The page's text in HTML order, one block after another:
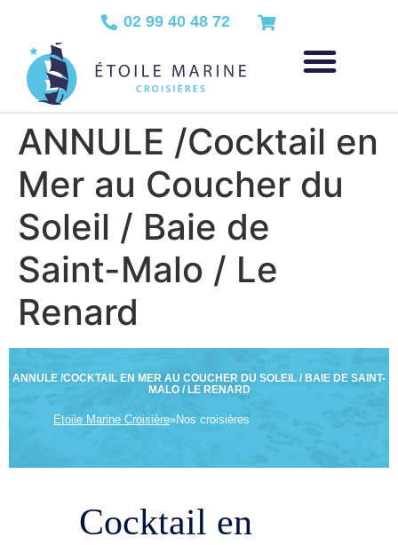
02 99 40 48 72
ANNULE /Cocktail en
Mer au Coucher du
Soleil / Baie de
Saint-Malo / Le
Renard
ANNULE /COCKTAIL EN MER AU COUCHER DU SOLEIL / BAIE DE SAINT-
MALO / LE RENARD
Etoile Marine Croisière»Nos croisières
Cocktail en